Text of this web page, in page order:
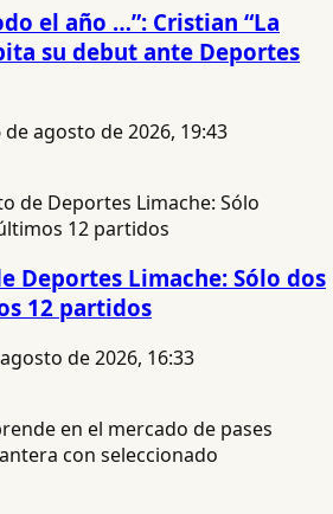
el año …”: Cristian “La
su debut ante Deportes
de agosto de 2026, 19:43
Deportes Limache: Sólo dos
12 partidos
de 2026, 16:33